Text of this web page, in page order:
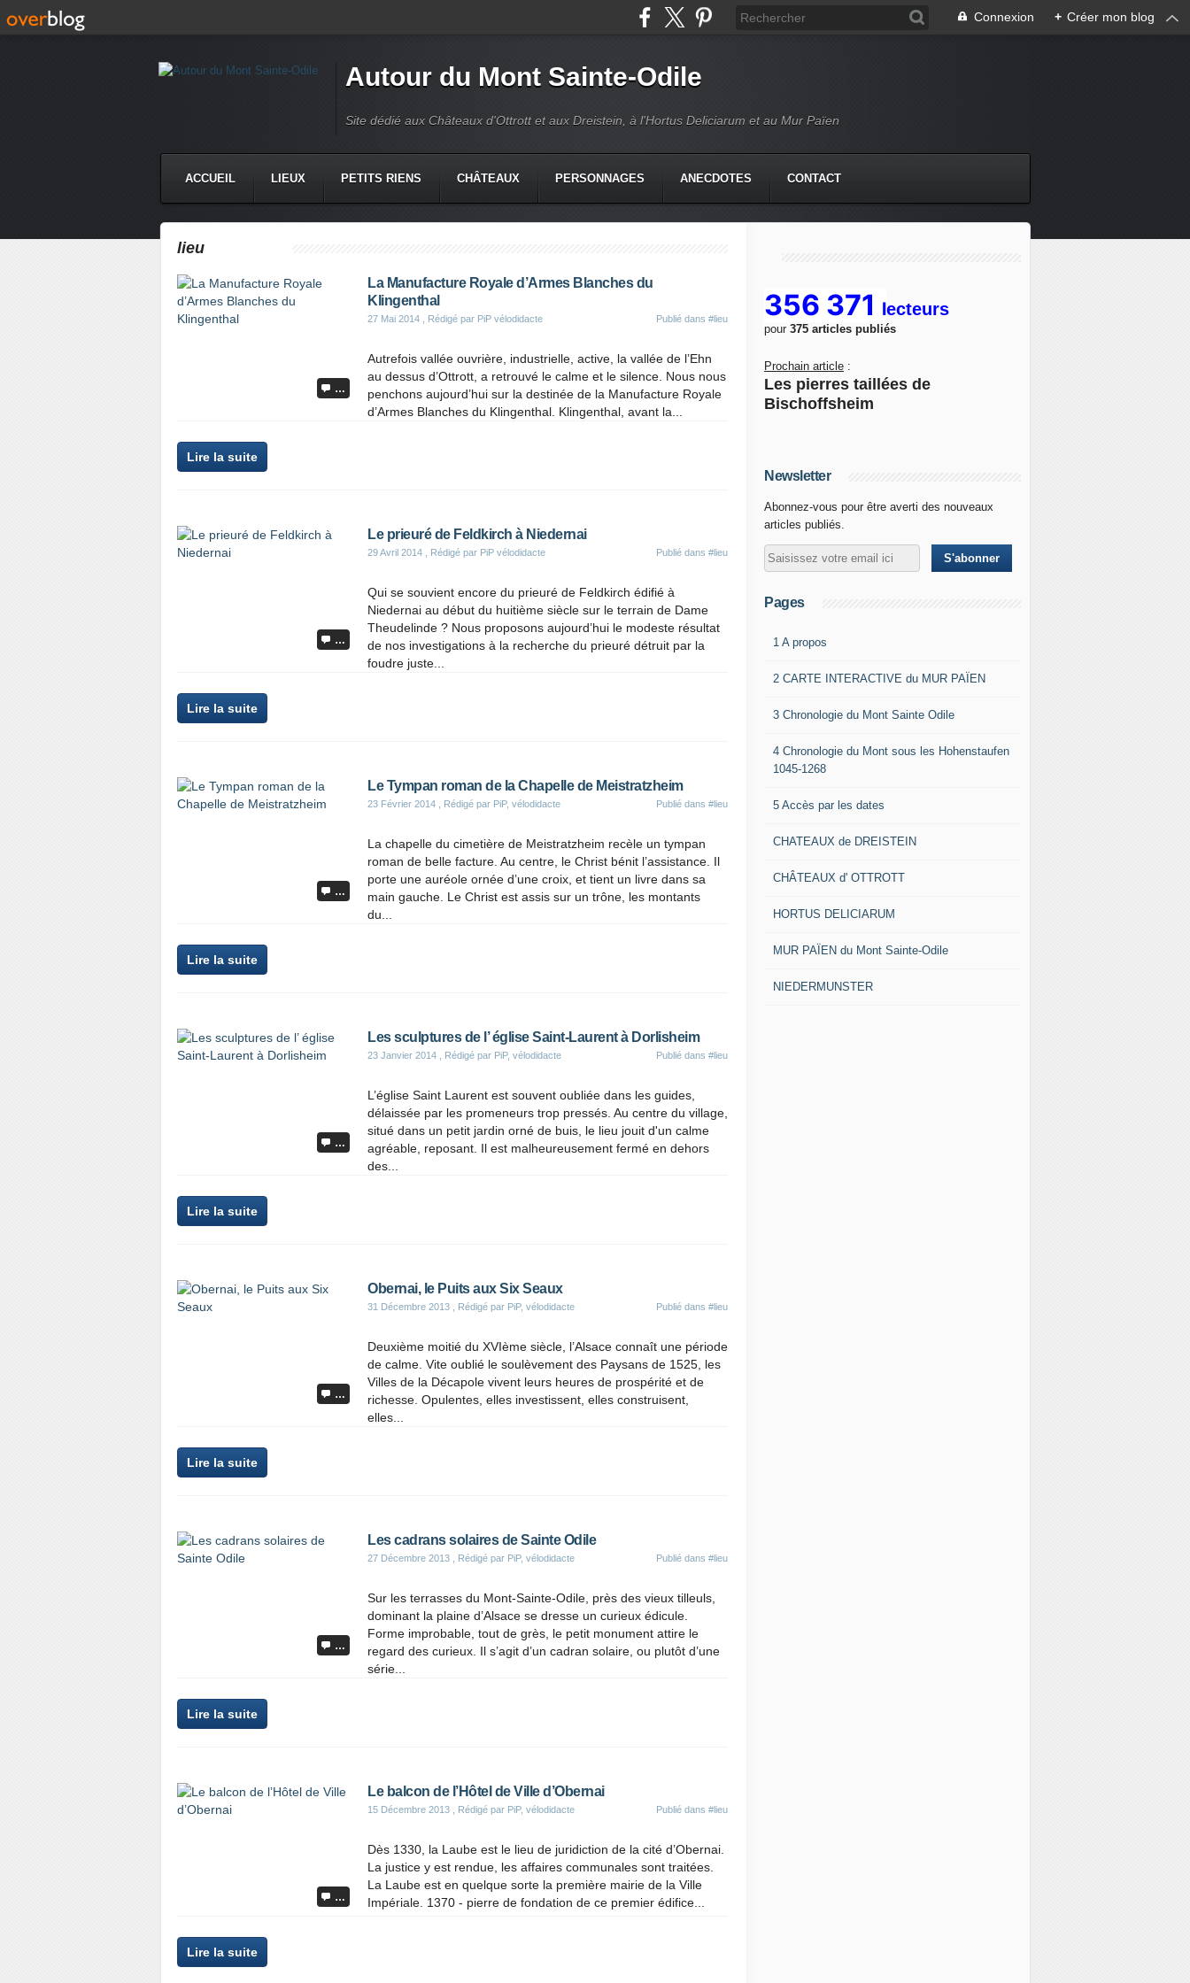
Connexion + Créer mon blog
Autour du Mont Sainte-Odile
Site dédié aux Châteaux d'Ottrott et aux Dreistein, à l'Hortus Deliciarum et au Mur Païen
ACCUEIL LIEUX PETITS RIENS CHÂTEAUX PERSONNAGES ANECDOTES CONTACT
lieu
…
La Manufacture Royale d’Armes Blanches du
Klingenthal
27 Mai 2014 , Rédigé par PiP vélodidacte Publié dans #lieu
Autrefois vallée ouvrière, industrielle, active, la vallée de l’Ehn
au dessus d’Ottrott, a retrouvé le calme et le silence. Nous nous
penchons aujourd’hui sur la destinée de la Manufacture Royale
d’Armes Blanches du Klingenthal. Klingenthal, avant la...
Lire la suite
…
Le prieuré de Feldkirch à Niedernai
29 Avril 2014 , Rédigé par PiP vélodidacte Publié dans #lieu
Qui se souvient encore du prieuré de Feldkirch édifié à
Niedernai au début du huitième siècle sur le terrain de Dame
Theudelinde ? Nous proposons aujourd’hui le modeste résultat
de nos investigations à la recherche du prieuré détruit par la
foudre juste...
Lire la suite
…
Le Tympan roman de la Chapelle de Meistratzheim
23 Février 2014 , Rédigé par PiP, vélodidacte Publié dans #lieu
La chapelle du cimetière de Meistratzheim recèle un tympan
roman de belle facture. Au centre, le Christ bénit l’assistance. Il
porte une auréole ornée d’une croix, et tient un livre dans sa
main gauche. Le Christ est assis sur un trône, les montants
du...
Lire la suite
…
Les sculptures de l’ église Saint-Laurent à Dorlisheim
23 Janvier 2014 , Rédigé par PiP, vélodidacte Publié dans #lieu
L’église Saint Laurent est souvent oubliée dans les guides,
délaissée par les promeneurs trop pressés. Au centre du village,
situé dans un petit jardin orné de buis, le lieu jouit d'un calme
agréable, reposant. Il est malheureusement fermé en dehors
des...
Lire la suite
…
Obernai, le Puits aux Six Seaux
31 Décembre 2013 , Rédigé par PiP, vélodidacte Publié dans #lieu
Deuxième moitié du XVIème siècle, l’Alsace connaît une période
de calme. Vite oublié le soulèvement des Paysans de 1525, les
Villes de la Décapole vivent leurs heures de prospérité et de
richesse. Opulentes, elles investissent, elles construisent,
elles...
Lire la suite
…
Les cadrans solaires de Sainte Odile
27 Décembre 2013 , Rédigé par PiP, vélodidacte Publié dans #lieu
Sur les terrasses du Mont-Sainte-Odile, près des vieux tilleuls,
dominant la plaine d’Alsace se dresse un curieux édicule.
Forme improbable, tout de grès, le petit monument attire le
regard des curieux. Il s’agit d’un cadran solaire, ou plutôt d’une
série...
Lire la suite
…
Le balcon de l’Hôtel de Ville d’Obernai
15 Décembre 2013 , Rédigé par PiP, vélodidacte Publié dans #lieu
Dès 1330, la Laube est le lieu de juridiction de la cité d’Obernai.
La justice y est rendue, les affaires communales sont traitées.
La Laube est en quelque sorte la première mairie de la Ville
Impériale. 1370 - pierre de fondation de ce premier édifice...
Lire la suite
356 371 lecteurs
pour 375 articles publiés
Prochain article :
Les pierres taillées de
Bischoffsheim
Newsletter
Abonnez-vous pour être averti des nouveaux
articles publiés.
Pages
1 A propos
2 CARTE INTERACTIVE du MUR PAÏEN
3 Chronologie du Mont Sainte Odile
4 Chronologie du Mont sous les Hohenstaufen
1045-1268
5 Accès par les dates
CHATEAUX de DREISTEIN
CHÂTEAUX d' OTTROTT
HORTUS DELICIARUM
MUR PAÏEN du Mont Sainte-Odile
NIEDERMUNSTER